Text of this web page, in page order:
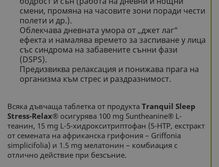
смени, промяна на часовите зони поради чести
полети и др.).
Облекчава дневната умора от „джет лаг”
ефекта и намалява времето за заспиване у лица
със синдрома на забавените сънни фази
(DSPS).
Предизвиква релаксация и понижава прага на
организма към стрес и раздразнимост.
Всяка дъвчаща таблетка от продукта Tranquil Sleep
Stress-Relax® осигурява 100 mg Suntheanine® L-
теанин, 15 mg L-5-хидрокситриптофан (5-HTP, екстракт
от семената на африканска грифония – Griffonia
simplicifolia) и 1.5 mg мелатонин – комбиация с
отлично действие при безсъние.